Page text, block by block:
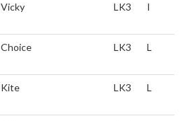
Vicky LK3 I
Choice LK3 L
Kite LK3 L